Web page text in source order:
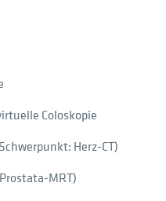
Coloskopie
Herz-CT)
MRT)